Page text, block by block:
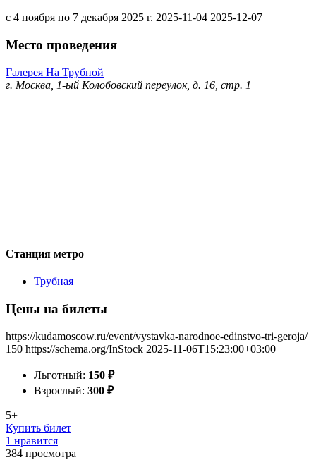
с 4 ноября по 7 декабря 2025 г. 2025-11-04 2025-12-07
Место проведения
Галерея На Трубной
г. Москва, 1-ый Колобовский переулок, д. 16, стр. 1
Станция метро
Трубная
Цены на билеты
https://kudamoscow.ru/event/vystavka-narodnoe-edinstvo-tri-geroja/
150 https://schema.org/InStock 2025-11-06T15:23:00+03:00
Льготный: 150 ₽
Взрослый: 300 ₽
5+
Купить билет
1 нравится
384 просмотра